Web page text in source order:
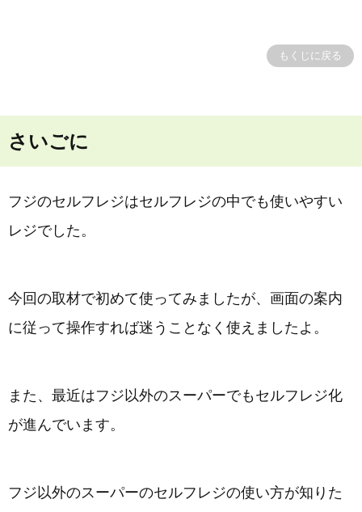
もくじに戻る
さいごに
フジのセルフレジはセルフレジの中でも使いやすい
レジでした。
今回の取材で初めて使ってみましたが、画面の案内
に従って操作すれば迷うことなく使えましたよ。
また、最近はフジ以外のスーパーでもセルフレジ化
が進んでいます。
フジ以外のスーパーのセルフレジの使い方が知りた